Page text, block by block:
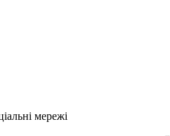
мережі